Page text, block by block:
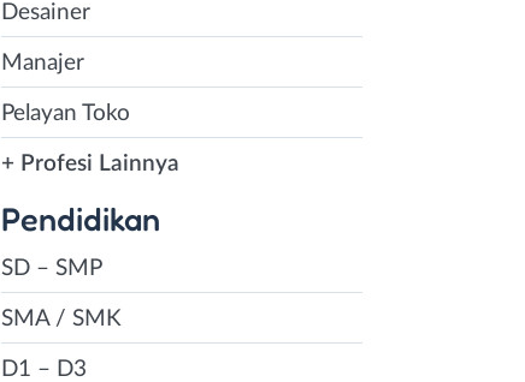
Desainer
Manajer
Pelayan Toko
+ Profesi Lainnya
Pendidikan
SD – SMP
SMA / SMK
D1 – D3